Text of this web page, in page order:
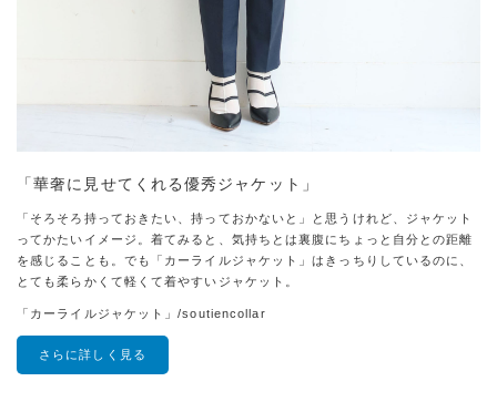
「華奢に見せてくれる優秀ジャケット」
「そろそろ持っておきたい、持っておかないと」と思うけれど、ジャケット
ってかたいイメージ。着てみると、気持ちとは裏腹にちょっと自分との距離
を感じることも。でも「カーライルジャケット」はきっちりしているのに、
とても柔らかくて軽くて着やすいジャケット。
「カーライルジャケット」/soutiencollar
さらに詳しく見る